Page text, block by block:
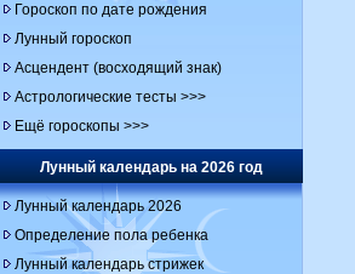
Гороскоп по дате рождения
Лунный гороскоп
Асцендент (восходящий знак)
Астрологические тесты >>>
Ещё гороскопы >>>
Лунный календарь на 2026 год
Лунный календарь 2026
Определение пола ребенка
Лунный календарь стрижек